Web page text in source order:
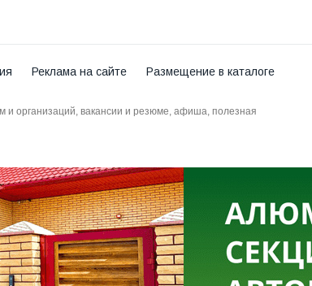
Реклама на сайте Размещение в каталоге
и организаций, вакансии и резюме, афиша, полезная